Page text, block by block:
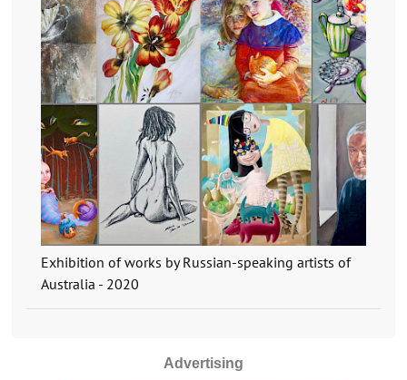
Exhibition of works by Russian-speaking artists of
Australia - 2020
Advertising